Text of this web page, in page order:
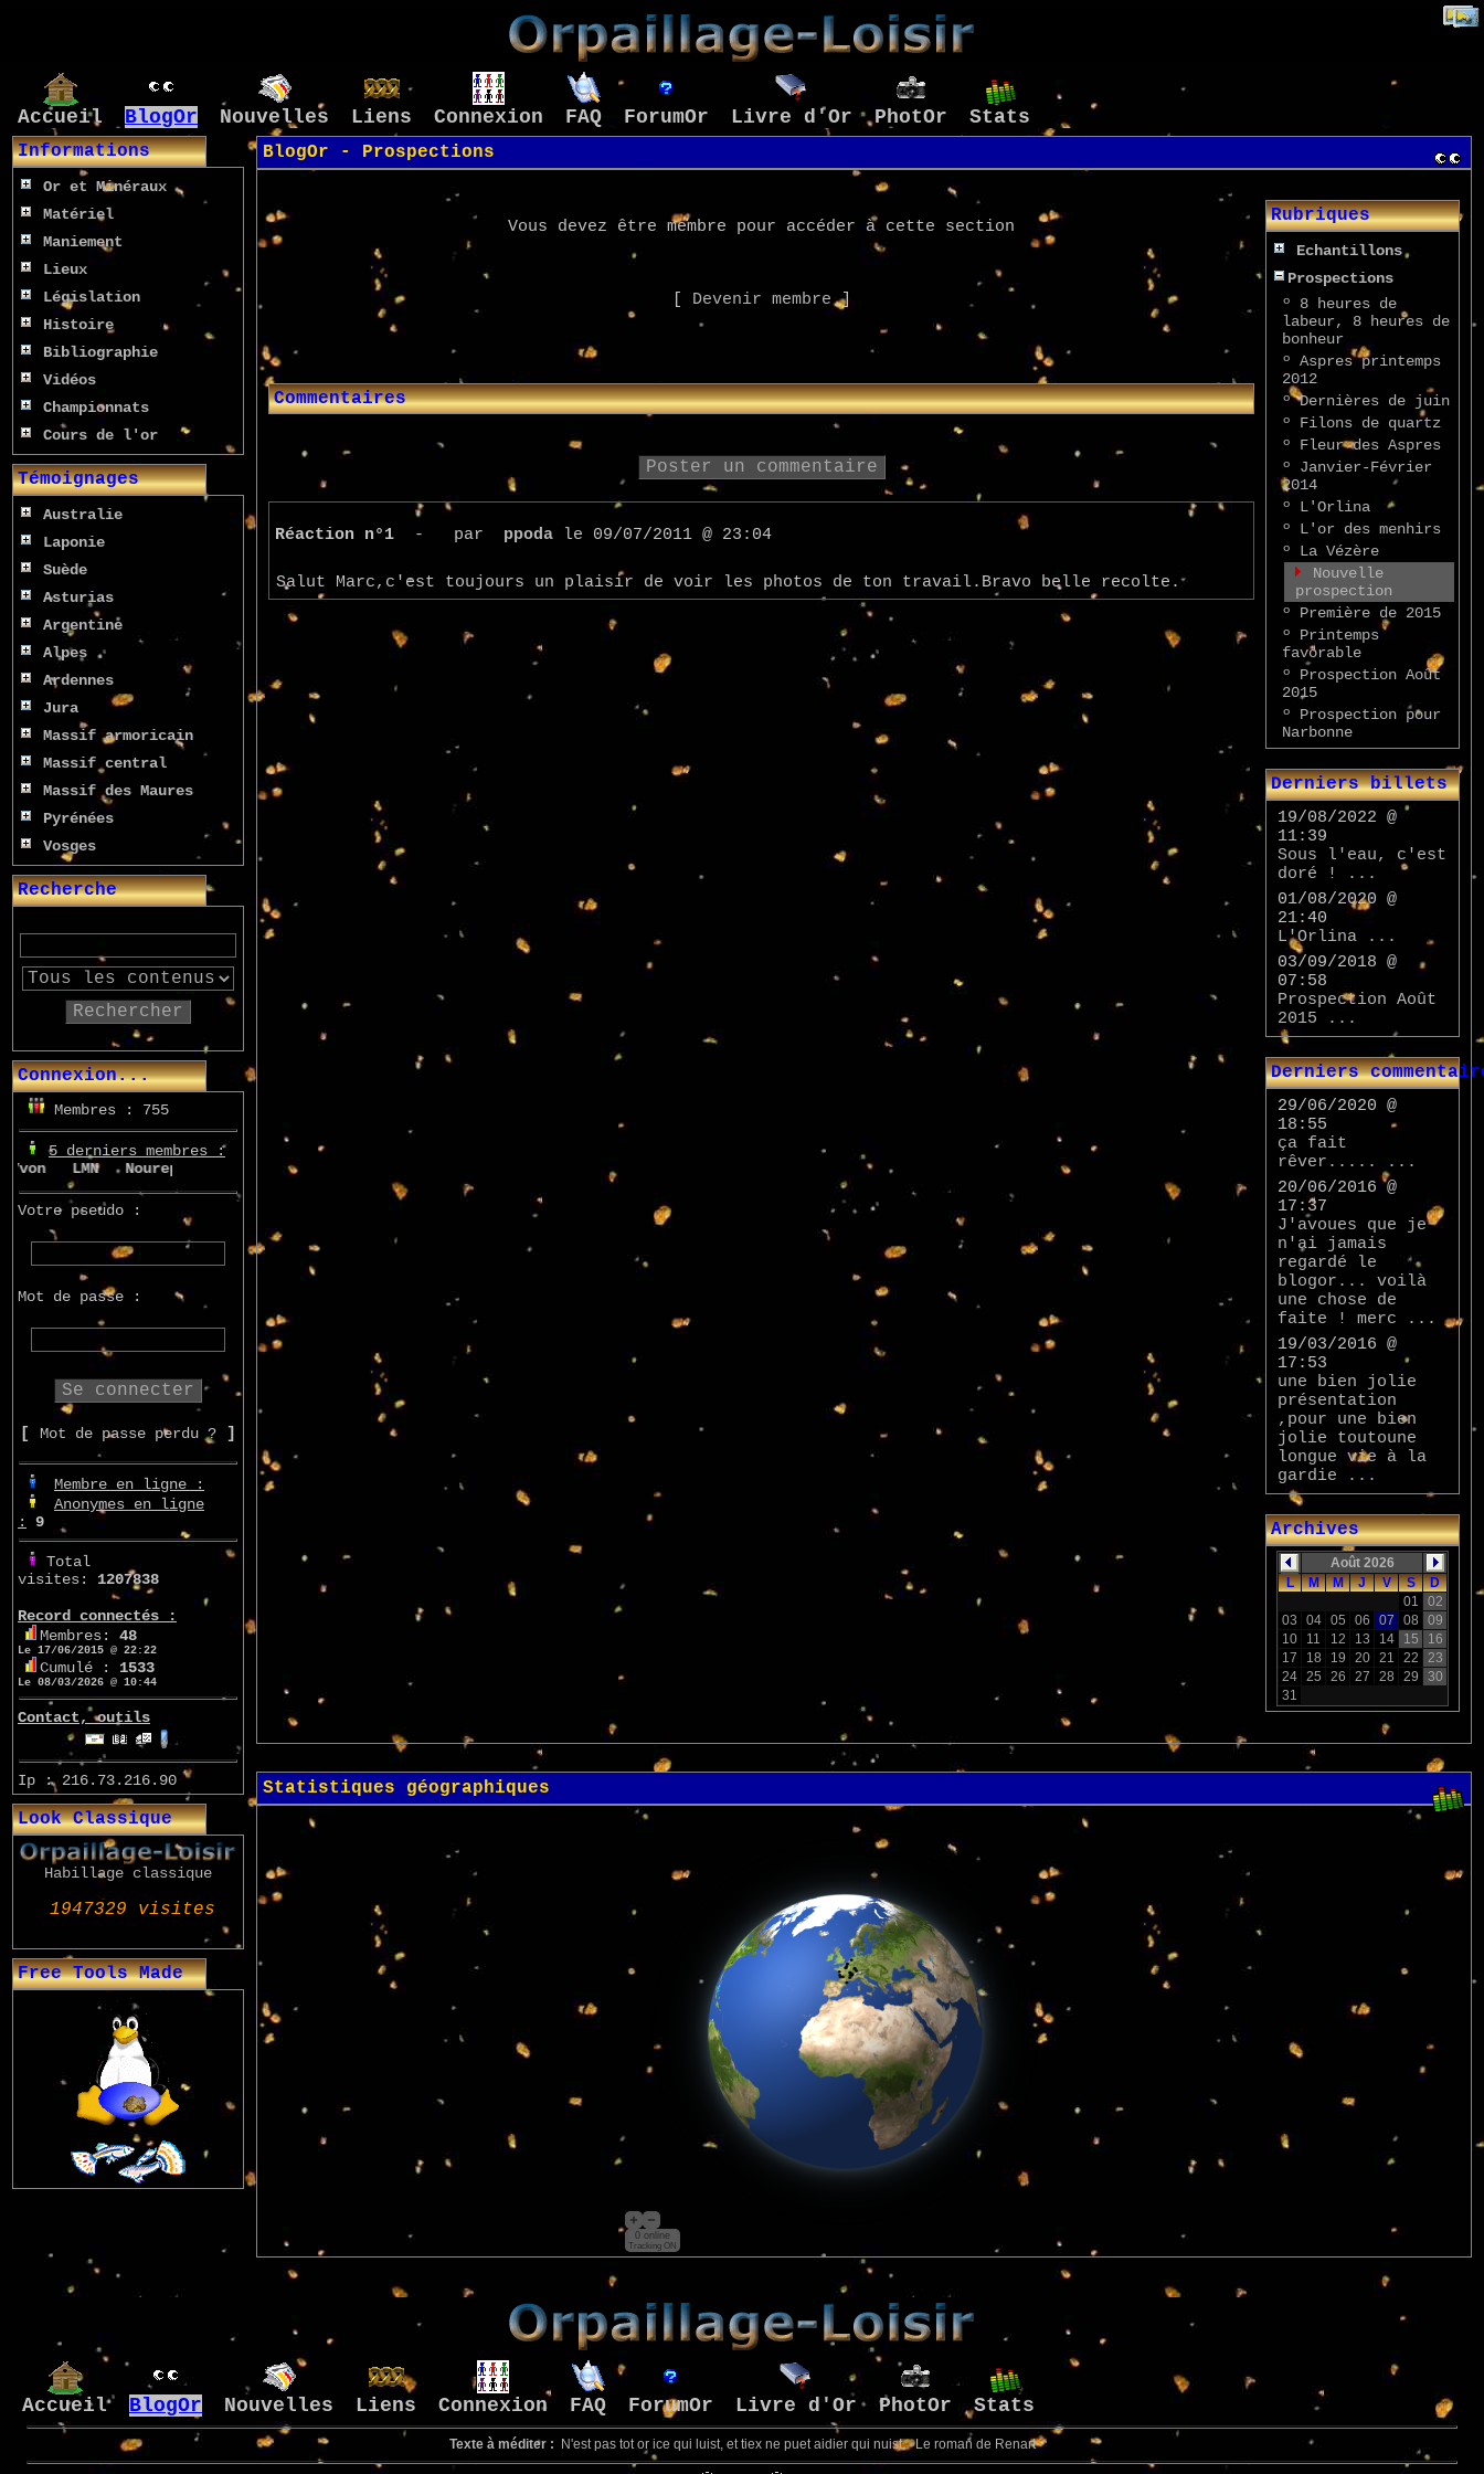
Accueil BlogOr Nouvelles Liens Connexion FAQ ForumOr Livre d'Or PhotOr Stats
Informations
Or et Minéraux
Matériel
Maniement
Lieux
Législation
Histoire
Bibliographie
Vidéos
Championnats
Cours de l'or
Témoignages
Australie
Laponie
Suède
Asturias
Argentine
Alpes
Ardennes
Jura
Massif armoricain
Massif central
Massif des Maures
Pyrénées
Vosges
Recherche
Rechercher
Connexion...
Membres : 755
5 derniers membres :
LMNNourepe Marcsupilami
Votre pseudo :
Mot de passe :
[ Mot de passe perdu ? ]
Membre en ligne :
Anonymes en ligne
:
9
Total
visites:
1207838
Record connectés :
Membres: 48
Le 17/06/2015 @ 22:22
Cumulé : 1533
Le 08/03/2026 @ 10:44
Contact, outils
Ip : 216.73.216.90
Look Classique
Habillage classique
Free Tools Made
BlogOr - Prospections
Vous devez être membre pour accéder à cette section
Devenir membre]
Commentaires
Poster un commentaire
Réaction n°1 - par ppoda le 09/07/2011 @ 23:04
Salut Marc,c'est toujours un plaisir de voir les photos de ton travail.Bravo belle recolte.
Rubriques
Echantillons
Prospections
º 8 heures de
labeur, 8 heures de
bonheur
º Aspres printemps
2012
ºDernières de juin
º Filons de quartz
º Fleur des Aspres
º Janvier-Février
2014
º L'Orlina
º L'or des menhirs
º La Vézère
Nouvelle
prospection
º Première de 2015
º Printemps
favorable
º Prospection Août
2015
º Prospection pour
Narbonne
Derniers billets
19/08/2022 @
11:39
Sous l'eau, c'est
doré ! ...
01/08/2020 @
21:40
L'Orlina ...
03/09/2018 @
07:58
Prospection Août
2015 ...
Derniers
29/06/2020 @
18:55
ça fait
rêver..... ...
20/06/2016 @
17:37
J'avoues que je
n'ai jamais
regardé le
blogor... voilà
une chose de
faite ! merc ...
19/03/2016 @
17:53
une bien jolie
présentation
,pour une bien
jolie toutoune
longue vie à la
gardie ...
Archives
Août 2026
L
M M J V S
D
01
02
03
04 05 06 07 08
09
10
11 12 13 14 15
16
17
18 19 20 21 22
23
24 25 26 27 28 29
30
31
Statistiques géographiques
0 online
Tracking ON
Accueil BlogOr Nouvelles Liens Connexion FAQ ForumOr Livre d'Or PhotOr Stats
Texte à méditer : N'est pas tot or ice qui luist, et tiex ne puet aidier qui nuist. Le roman de Renart